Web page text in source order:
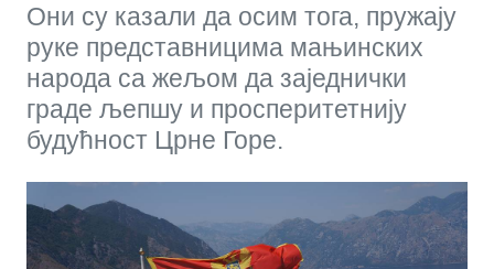
Они су казали да осим тога, пружају
руке представницима мањинских
народа са жељом да заједнички
граде љепшу и просперитетнију
будућност Црне Горе.